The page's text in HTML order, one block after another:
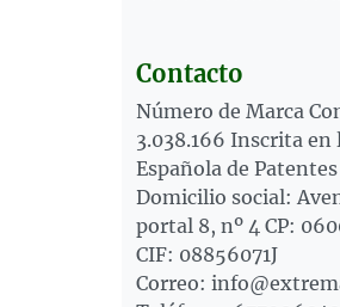
Contacto
Número de Marca
3.038.166 Inscrita en
Española de
Domicilio social:
portal 8, nº 4 CP:
CIF: 08856071J
Correo: